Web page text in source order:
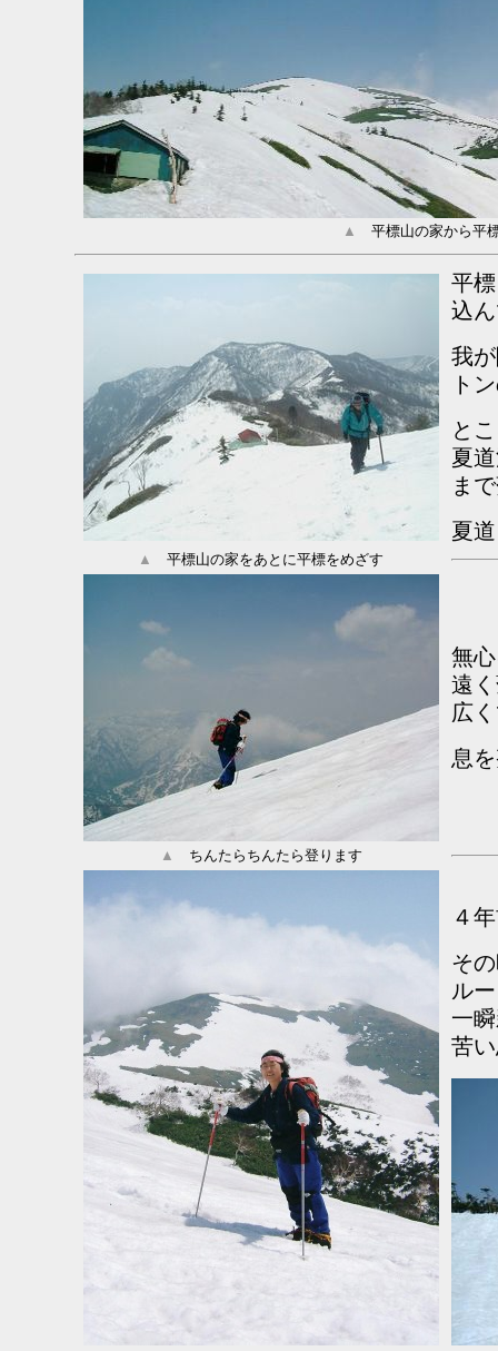
▲ 平標山の家から平
平
込
我
ト
と
夏
ま
夏
▲ 平標山の家をあとに平標をめざす
無
遠
広
息
▲ ちんたらちんたら登ります
４
そ
ル
一
苦